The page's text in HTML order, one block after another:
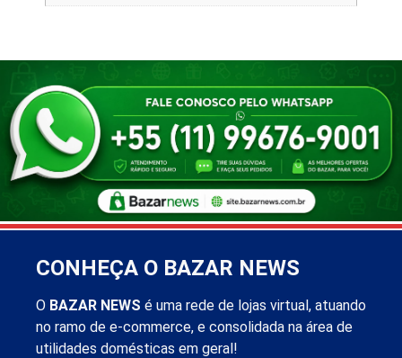
CONHEÇA O BAZAR NEWS
O BAZAR NEWS é uma rede de lojas virtual, atuando
no ramo de e-commerce, e consolidada na área de
utilidades domésticas em geral!